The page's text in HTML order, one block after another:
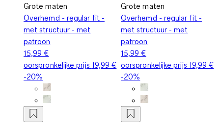
Grote maten
Overhemd - regular fit -
met structuur - met
patroon
15,99 €
oorspronkelijke prijs 19,99 €
-20%
Grote maten
Overhemd - regular fit -
met structuur - met
patroon
15,99 €
oorspronkelijke prijs 19,99 €
-20%